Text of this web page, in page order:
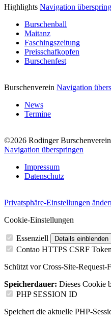
Highlights Navigation
Burschenball
Maitanz
Faschingszeitung
Preisschafkopfen
Burschenfest
Burschenverein Navigation
News
Termine
©2026 Rodinger
Navigation überspringen
Impressum
Datenschutz
Privatsphäre-Einstellungen
Cookie-Einstellungen
Essenziell Details einblenden
Contao HTTPS CSRF Token
Schützt vor Cross-Site-
Speicherdauer: Dieses Cookie
PHP SESSION ID
Speichert die aktuelle PHP-